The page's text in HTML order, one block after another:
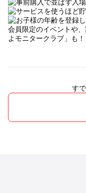
会員限定のイベントや
よモニタークラブ」も！
す